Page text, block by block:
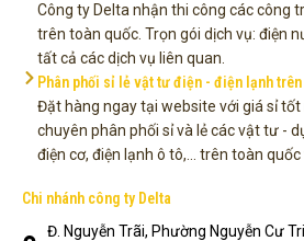
Công ty Delta nhận thi công các công
trên toàn quốc. Trọn gói dịch vụ: điện
tất cả các dịch vụ liên quan.
Phân phối sỉ lẻ vật tư điện - điện lạnh
Đặt hàng ngay tại website với giá sỉ tốt
chuyên phân phối sỉ và lẻ các vật tư -
điện cơ, điện lạnh ô tô,... trên toàn
Chi nhánh công ty Delta
Đ. Nguyễn Trãi, Phường Nguyễn Cư